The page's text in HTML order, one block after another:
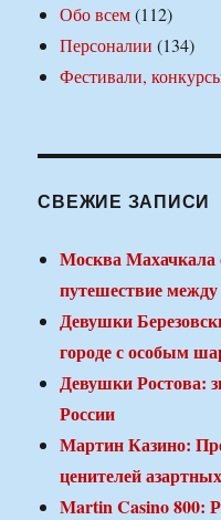
Обо всем(112)
Персоналии (134)
Фестивали,
СВЕЖИЕ ЗАПИСИ
Москва Махачкала
путешествие
Девушки
городе с особым
Девушки Ростова:
России
Мартин Казино:
ценителей
Martin Casino 800: